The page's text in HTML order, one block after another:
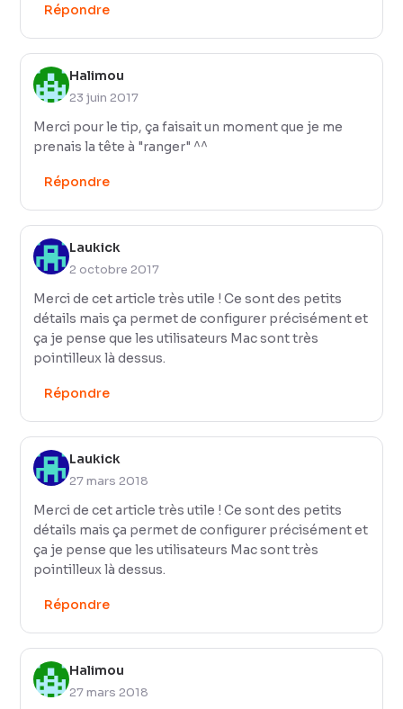
Répondre
Halimou
23 juin 2017
Merci pour le tip, ça faisait un moment que je me
prenais la tête à "ranger" ^^
Répondre
Laukick
2 octobre 2017
Merci de cet article très utile ! Ce sont des petits
détails mais ça permet de configurer précisément et
ça je pense que les utilisateurs Mac sont très
pointilleux là dessus.
Répondre
Laukick
27 mars 2018
Merci de cet article très utile ! Ce sont des petits
détails mais ça permet de configurer précisément et
ça je pense que les utilisateurs Mac sont très
pointilleux là dessus.
Répondre
Halimou
27 mars 2018